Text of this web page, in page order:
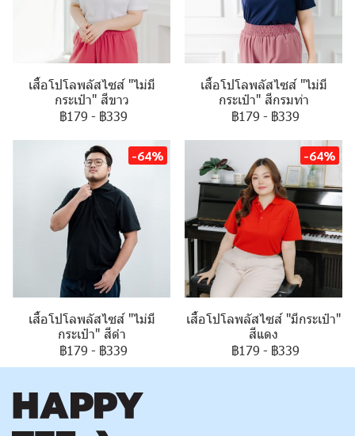
เสื้อโปโลพลัสไซส์ "ไม่มี
กระเป๋า" สีขาว
฿179 - ฿339
เสื้อโปโลพลัสไซส์ "ไม่มี
กระเป๋า" สีกรมท่า
฿179 - ฿339
-64%
เสื้อโปโลพลัสไซส์ "ไม่มี
กระเป๋า" สีดำ
฿179 - ฿339
-64%
เสื้อโปโลพลัสไซส์ "มีกระเป๋า"
สีแดง
฿179 - ฿339